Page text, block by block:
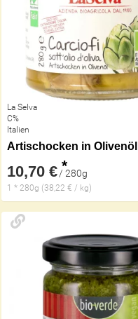
La Selva
C%
Italien
Artischocken in Olivenöl
10,70 €*
/ 280g
1 * 280g (38,22 € / kg)